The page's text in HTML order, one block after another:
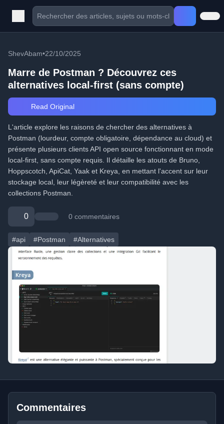
ShevAbam•22/10/2025
Marre de Postman ? Découvrez ces
alternatives local-first (sans compte)
Read Original
L'article explore les raisons de chercher des alternatives à
Postman (lourdeur, compte obligatoire, dépendance au cloud) et
présente plusieurs clients API open source fonctionnant en mode
local-first, sans compte requis. Il détaille les atouts de Bruno,
Hoppscotch, ApiCat, Yaak et Kreya, en mettant l'accent sur leur
stockage local, leur légèreté et leur compatibilité avec les
collections Postman.
0 0 commentaires
#api #Postman #Alternatives
Commentaires